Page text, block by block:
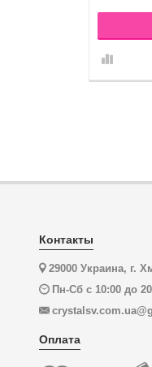
Контакты
29000 Украина, г.
Пн-Сб с 10:00 до
Оплата